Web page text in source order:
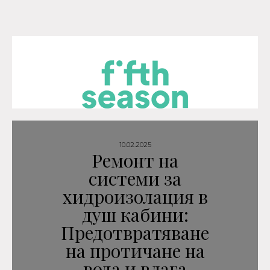
10.02.2025
Ремонт на
системи за
хидроизолация в
душ кабини:
Предотвратяване
на протичане на